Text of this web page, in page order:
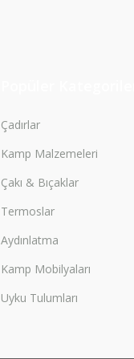
Çadırlar
Kamp Malzemeleri
Çakı & Bıçaklar
Termoslar
Aydınlatma
Kamp Mobilyaları
Uyku Tulumları